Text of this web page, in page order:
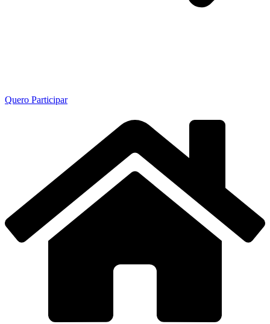
Quero Participar